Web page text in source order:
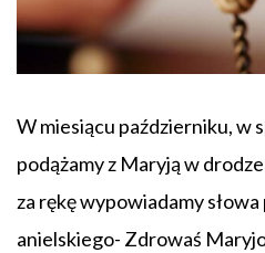
W miesiącu październiku, w
podążamy z Maryją w
za rękę wypowiadamy
anielskiego- Zdrowaś